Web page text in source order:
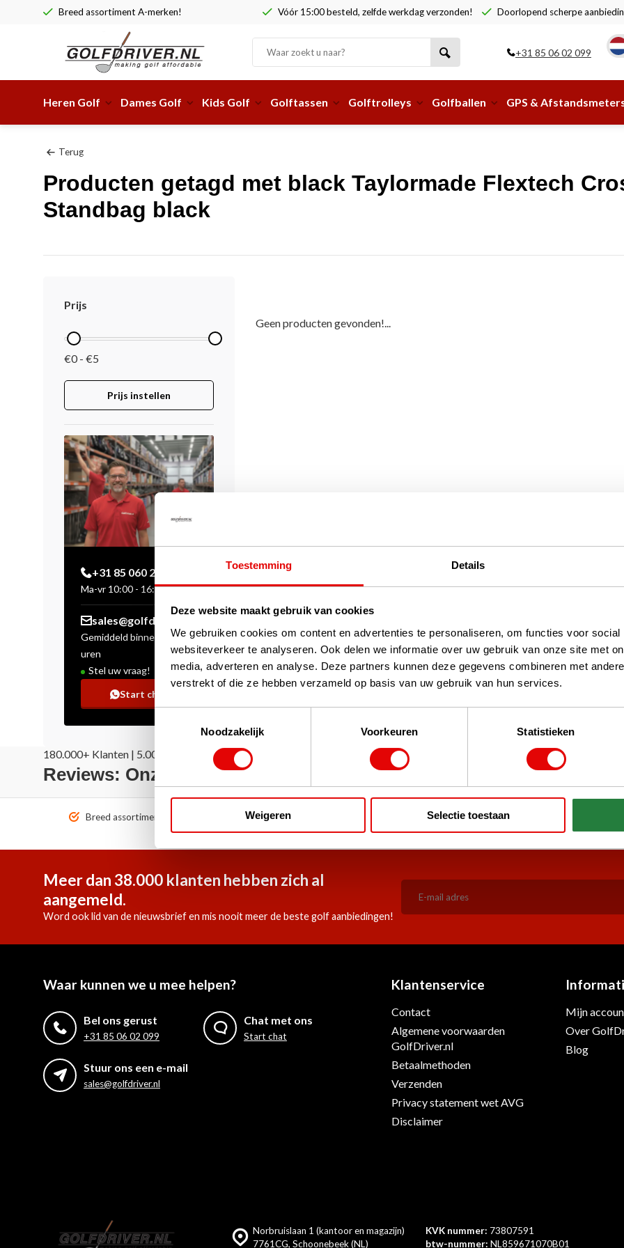
Toestemming Details
Deze website maakt gebruik van cookies
We gebruiken cookies om content en advertenties te personaliseren, om functies voor
websiteverkeer te analyseren. Ook delen we informatie over uw gebruik van onze site met
media, adverteren en analyse. Deze partners kunnen deze gegevens combineren met
verstrekt of die ze hebben verzameld op basis van uw gebruik van hun services.
Noodzakelijk
Voorkeuren Statistieken
Weigeren Selectie toestaan
Breed assortiment A-merken! Vóór 15:00 besteld, zelfde werkdag verzonden! Doorlopend scherpe
+31 85 06 02 099
Heren Golf Dames Golf Kids Golf Golftassen Golftrolleys Golfballen GPS &
Terug
Producten getagd met black Taylormade Flextech
Standbag black
Prijs
€0 - €5
Prijs instellen
+31 85 060 20 99
Ma-vr 10:00 - 16:00 uur
sales@golfdriver.nl
Gemiddeld binnen enkele
uren
Stel uw vraag!
Start chat
Geen producten gevonden!...
180.000+ Klanten | 5.000+ Reviews | Trusted Shops, TrustPilot, Google
Reviews: Onze klanten aan het woord
Breed assortiment A-merken!
Vóór 15:00 besteld, zelfde werkdag
verzonden!
Doorlopend scherpe
Meer dan 38.000 klanten hebben zich al
aangemeld.
Word ook lid van de nieuwsbrief en mis nooit meer de beste golf aanbiedingen!
Waar kunnen we u mee helpen?
Bel ons gerust
+31 85 06 02 099
Chat met ons
Start chat
Stuur ons een e-mail
sales@golfdriver.nl
Klantenservice
Contact
Algemene voorwaarden
GolfDriver.nl
Betaalmethoden
Verzenden
Privacy statement wet AVG
Disclaimer
Mijn
Over
Blog
Norbruislaan 1 (kantoor en magazijn)
7761CG, Schoonebeek (NL)
KVK nummer: 73807591
btw-nummer: NL859671070B01